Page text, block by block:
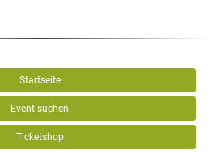
Startseite
Event suchen
Ticketshop